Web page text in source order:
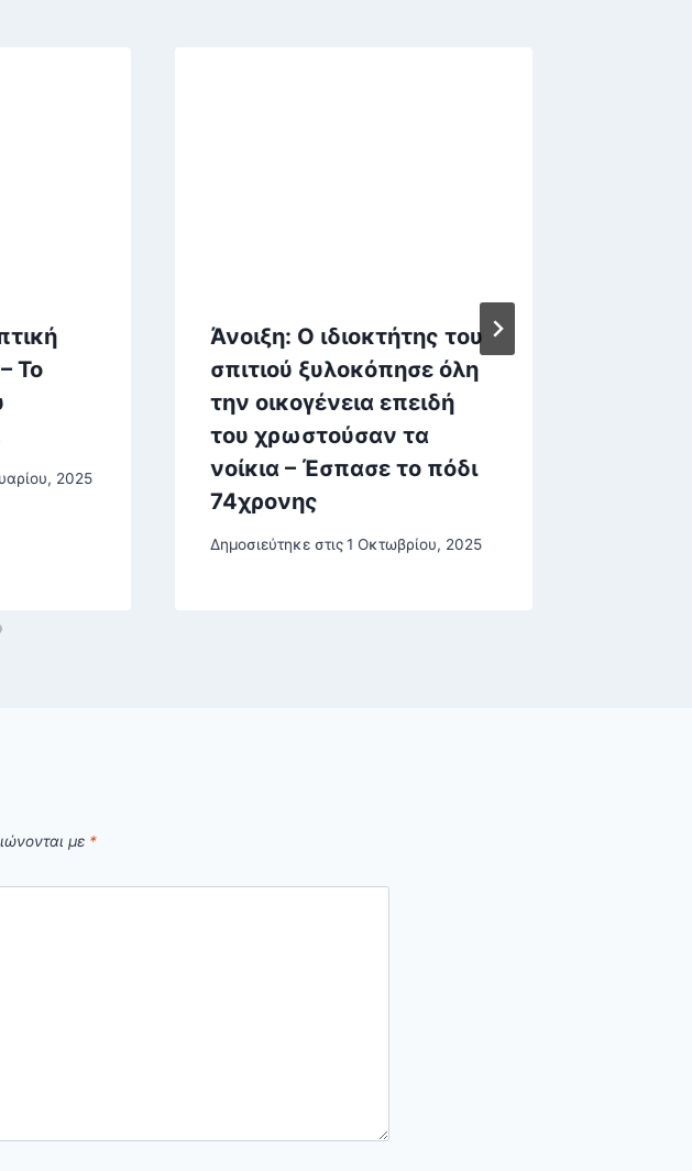
Το
2025
Άνοιξη: Ο ιδιοκτήτης του
σπιτιού ξυλοκόπησε όλη
την οικογένεια επειδή
του χρωστούσαν τα
νοίκια – Έσπασε το πόδι
74χρονης
Δημοσιεύτηκε στις 1 Οκτωβρίου, 2025
με *